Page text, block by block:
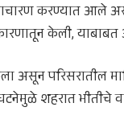
करण्यात आले
केली, याबाबत
असून परिसरातील
शहरात भीतीचे